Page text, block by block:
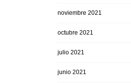
noviembre 2021
octubre 2021
julio 2021
junio 2021